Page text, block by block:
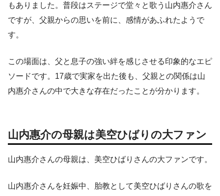
もありました。普段はステージで堂々と歌う山内惠介さん
ですが、父親からの思いを前に、感情があふれたようで
す。
この場面は、父と息子の強い絆を感じさせる印象的なエピ
ソードです。17歳で実家を出た後も、父親との関係は山
内惠介さんの中で大きな存在だったことが分かります。
山内惠介の母親は美空ひばりの大ファン
山内惠介さんの母親は、美空ひばりさんの大ファンです。
山内惠介さんを妊娠中、胎教として美空ひばりさんの歌を